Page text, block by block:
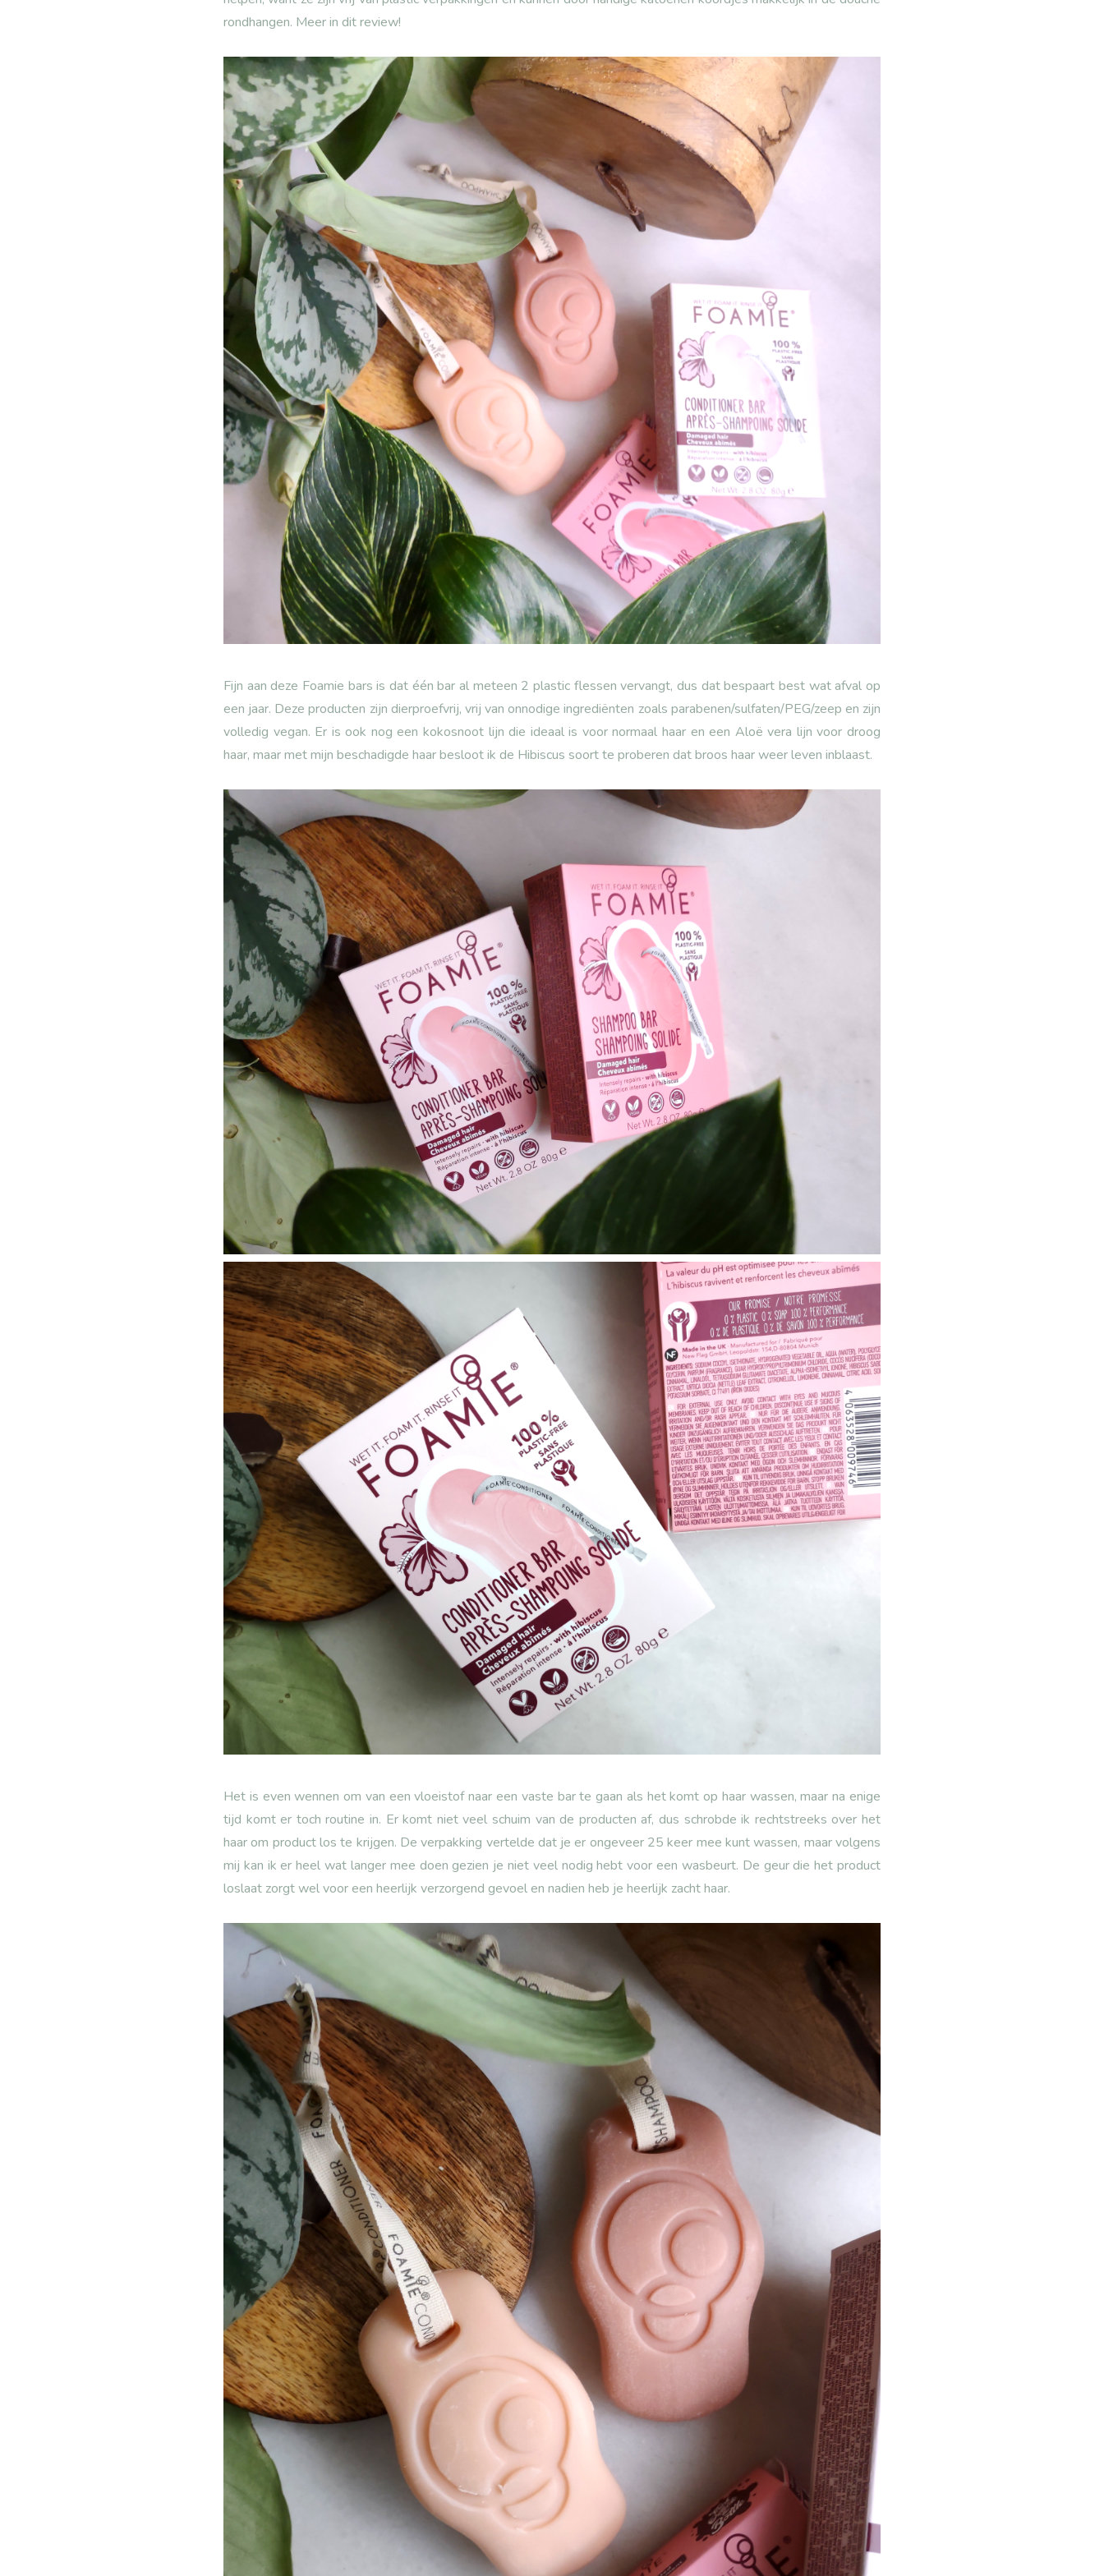
rondhangen. Meer in dit review!
Fijn aan deze Foamie bars is dat één bar al meteen 2 plastic flessen vervangt, dus dat bespaart best wat afval op
een jaar. Deze producten zijn dierproefvrij, vrij van onnodige ingrediënten zoals parabenen/sulfaten/PEG/zeep en zijn
volledig vegan. Er is ook nog een kokosnoot lijn die ideaal is voor normaal haar en een Aloë vera lijn voor droog
haar, maar met mijn beschadigde haar besloot ik de Hibiscus soort te proberen dat broos haar weer leven inblaast.
Het is even wennen om van een vloeistof naar een vaste bar te gaan als het komt op haar wassen, maar na enige
tijd komt er toch routine in. Er komt niet veel schuim van de producten af, dus schrobde ik rechtstreeks over het
haar om product los te krijgen. De verpakking vertelde dat je er ongeveer 25 keer mee kunt wassen, maar volgens
mij kan ik er heel wat langer mee doen gezien je niet veel nodig hebt voor een wasbeurt. De geur die het product
loslaat zorgt wel voor een heerlijk verzorgend gevoel en nadien heb je heerlijk zacht haar.